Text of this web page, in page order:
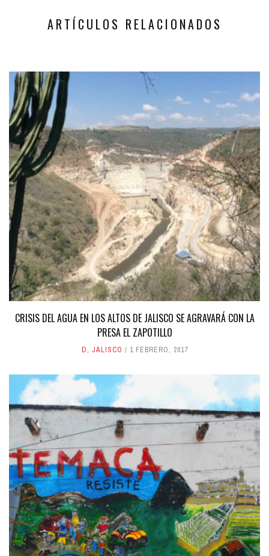
ARTÍCULOS RELACIONADOS
CRISIS DEL AGUA EN LOS ALTOS DE JALISCO SE AGRAVARÁ CON LA
PRESA EL ZAPOTILLO
D, JALISCO 1 FEBRERO, 2017